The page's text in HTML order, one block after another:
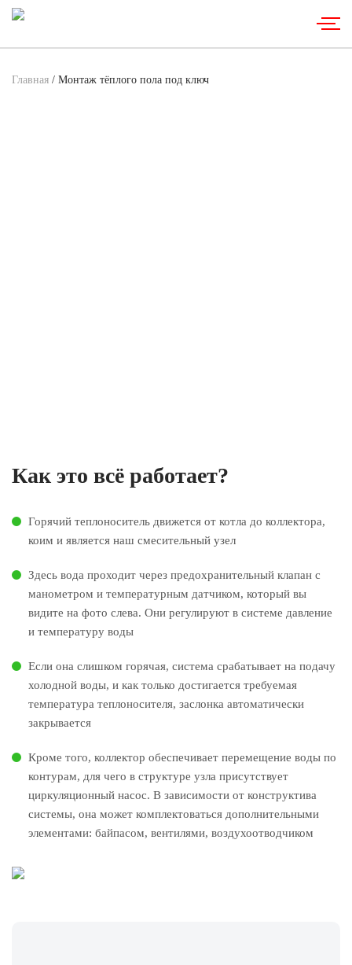
Главная / Монтаж тёплого пола под ключ
Как это всё работает?
Горячий теплоноситель движется от котла до коллектора,
коим и является наш смесительный узел
Здесь вода проходит через предохранительный клапан с
манометром и температурным датчиком, который вы
видите на фото слева. Они регулируют в системе давление
и температуру воды
Если она слишком горячая, система срабатывает на подачу
холодной воды, и как только достигается требуемая
температура теплоносителя, заслонка автоматически
закрывается
Кроме того, коллектор обеспечивает перемещение воды по
контурам, для чего в структуре узла присутствует
циркуляционный насос. В зависимости от конструктива
системы, она может комплектоваться дополнительными
элементами: байпасом, вентилями, воздухоотводчиком